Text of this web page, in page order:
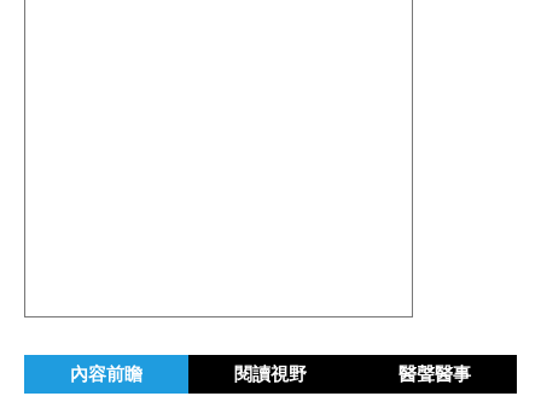
內容前瞻 閱讀視野 醫聲醫事